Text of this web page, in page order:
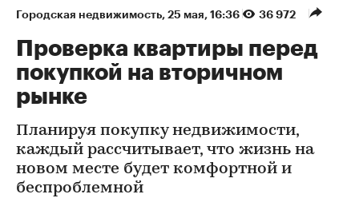
Городская недвижимость⁠, 25 мая, 16:36 36 972
Проверка квартиры перед
покупкой на вторичном
рынке
Планируя покупку недвижимости,
каждый рассчитывает, что жизнь на
новом месте будет комфортной и
беспроблемной